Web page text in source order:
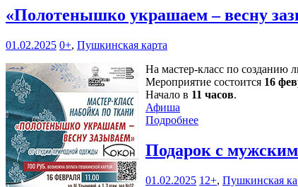
«Полотенышко украшаем – весну
01.02.2025 0+, Пушкинская карта
На мастер-класс по созданию
Мероприятие состоится 16
Начало в 11 часов.
Афиша
Подробнее
Подарок с
01.02.2025 12+, Пушкинская